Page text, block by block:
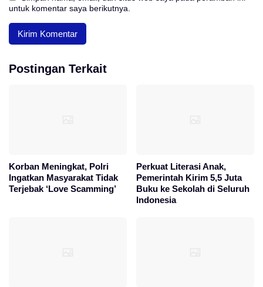
untuk komentar saya berikutnya.
Postingan Terkait
Korban Meningkat, Polri
Ingatkan Masyarakat Tidak
Terjebak ‘Love Scamming’
Perkuat Literasi Anak,
Pemerintah Kirim 5,5 Juta
Buku ke Sekolah di Seluruh
Indonesia